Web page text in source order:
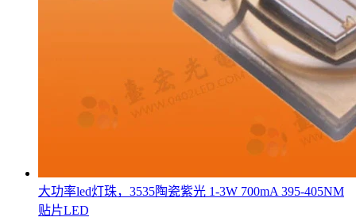
大功率led灯珠，3535陶瓷紫光 1-3W 700mA 395-405NM
贴片LED